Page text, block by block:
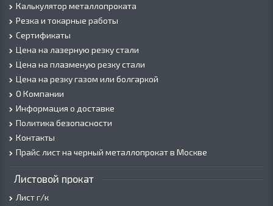
Калькулятор металлопроката
Резка и токарные работы
Сертификаты
Цена на лазерную резку стали
Цена на плазменую резку стали
Цена на резку газом или болгаркой
О Компании
Информация о доставке
Политика безопасности
Контакты
Прайс лист на черный металлопрокат в Москве
Листовой прокат
Лист г/к